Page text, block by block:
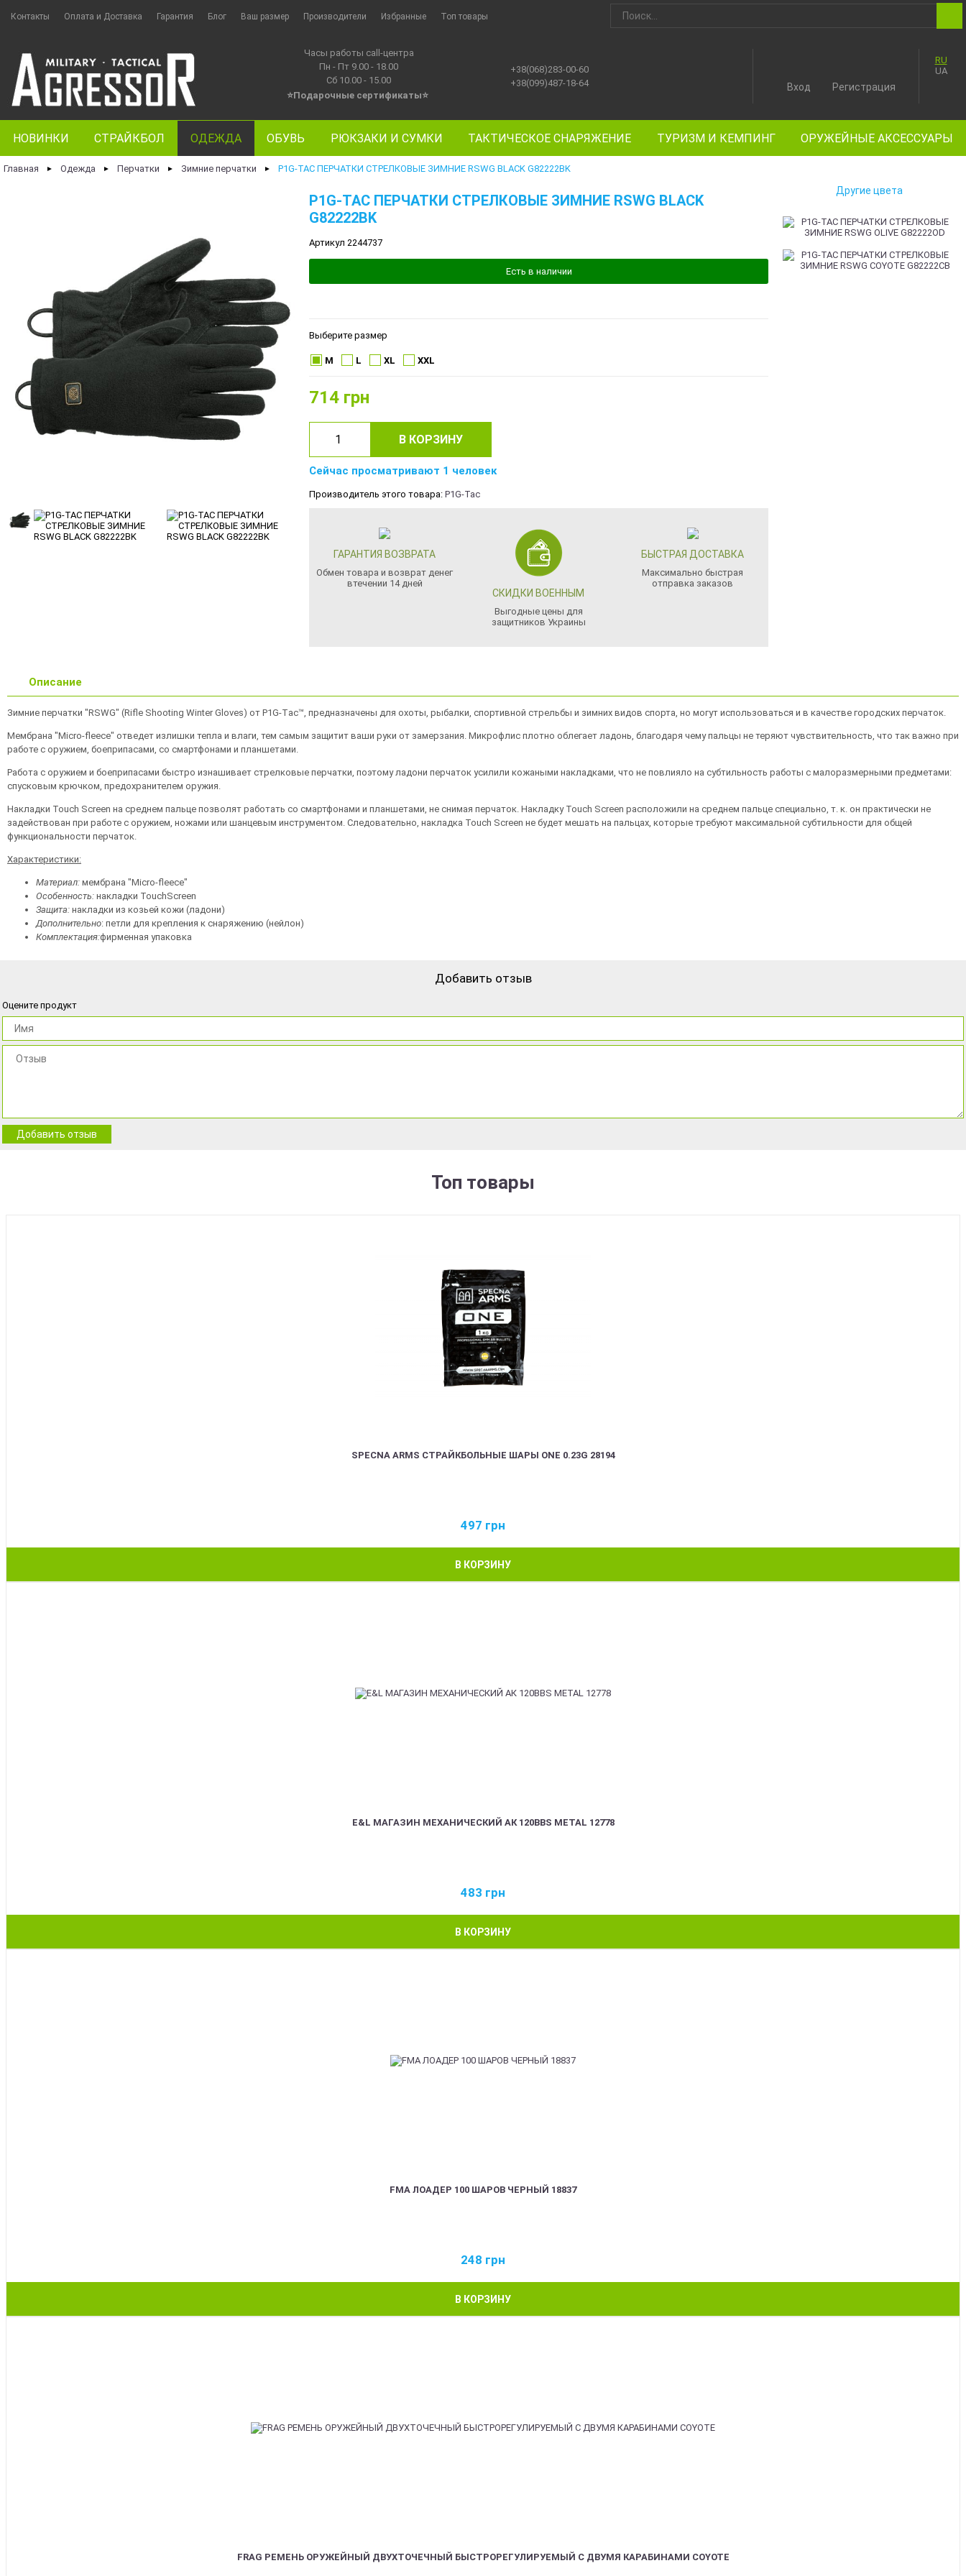
Контакты Оплата и Доставка Гарантия Блог Ваш размер Производители Избранные Топ товары
Часы работы call-центра
Пн - Пт 9.00 - 18.00
Сб 10.00 - 15.00
⭐Подарочные сертификаты⭐
+38(068)283-00-60
+38(099)487-18-64
RU
UA
Вход Регистрация
НОВИНКИ СТРАЙКБОЛ ОДЕЖДА ОБУВЬ РЮКЗАКИ И СУМКИ ТАКТИЧЕСКОЕ СНАРЯЖЕНИЕ ТУРИЗМ И КЕМПИНГ ОРУЖЕЙНЫЕ АКСЕССУАРЫ
Главная ► Одежда ► Перчатки ► Зимние перчатки ► P1G-TAC ПЕРЧАТКИ СТРЕЛКОВЫЕ ЗИМНИЕ RSWG BLACK G82222BK
P1G-TAC ПЕРЧАТКИ СТРЕЛКОВЫЕ ЗИМНИЕ RSWG BLACK
G82222BK
Артикул 2244737
Есть в наличии
Выберите размер
M L XL XXL
714 грн
В КОРЗИНУ
Сейчас просматривают 1 человек
Производитель этого товара: P1G-Tac
ГАРАНТИЯ ВОЗВРАТА
Обмен товара и возврат денег
втечении 14 дней
СКИДКИ ВОЕННЫМ
Выгодные цены для
защитников Украины
БЫСТРАЯ ДОСТАВКА
Максимально быстрая
отправка заказов
Другие цвета
Описание
Зимние перчатки "RSWG" (Rifle Shooting Winter Gloves) от P1G-Tас™, предназначены для охоты, рыбалки, спортивной стрельбы и зимних видов спорта, но могут использоваться и в качестве городских перчаток.
Мембрана "Micro-fleece" отведет излишки тепла и влаги, тем самым защитит ваши руки от замерзания. Микрофлис плотно облегает ладонь, благодаря чему пальцы не теряют чувствительность, что так важно при
работе с оружием, боеприпасами, со смартфонами и планшетами.
Работа с оружием и боеприпасами быстро изнашивает стрелковые перчатки, поэтому ладони перчаток усилили кожаными накладками, что не повлияло на субтильность работы с малоразмерными предметами:
спусковым крючком, предохранителем оружия.
Накладки Touch Screen на среднем пальце позволят работать со смартфонами и планшетами, не снимая перчаток. Накладку Touch Screen расположили на среднем пальце специально, т. к. он практически не
задействован при работе с оружием, ножами или шанцевым инструментом. Следовательно, накладка Touch Screen не будет мешать на пальцах, которые требуют максимальной субтильности для общей
функциональности перчаток.
Характеристики:
Материал: мембрана "Micro-fleece"
Особенность: накладки TouchScreen
Защита: накладки из козьей кожи (ладони)
Дополнительно: петли для крепления к снаряжению (нейлон)
Комплектация:фирменная упаковка
Добавить отзыв
Оцените продукт
Добавить отзыв
Топ товары
SPECNA ARMS СТРАЙКБОЛЬНЫЕ ШАРЫ ONE 0.23G 28194
497 грн
В КОРЗИНУ
E&L МАГАЗИН МЕХАНИЧЕСКИЙ АК 120BBS METAL 12778
483 грн
В КОРЗИНУ
FMA ЛОАДЕР 100 ШАРОВ ЧЕРНЫЙ 18837
248 грн
В КОРЗИНУ
FRAG РЕМЕНЬ ОРУЖЕЙНЫЙ ДВУХТОЧЕЧНЫЙ БЫСТРОРЕГУЛИРУЕМЫЙ С ДВУМЯ КАРАБИНАМИ COYOTE